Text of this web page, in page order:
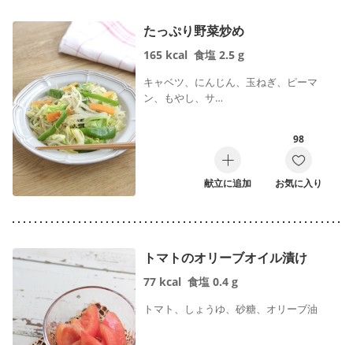
たっぷり野菜炒め
165 kcal 食塩 2.5 g
キャベツ、にんじん、玉ねぎ、ピーマ
ン、もやし、サ…
献立に追加
98
お気に入り
トマトのオリーブオイル漬け
77 kcal 食塩 0.4 g
トマト、しょうゆ、砂糖、オリーブ油